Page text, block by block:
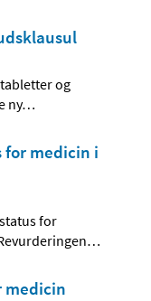
og
ny…
medicin i
for
…
medicin